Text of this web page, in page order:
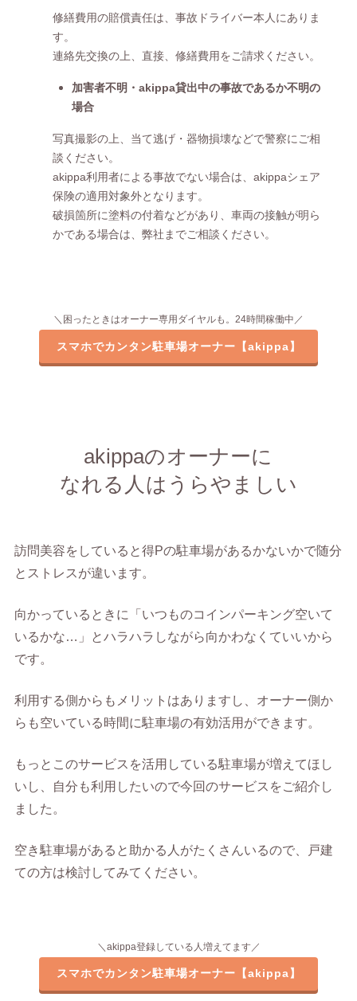
修繕費用の賠償責任は、事故ドライバー本人にありま
す。
連絡先交換の上、直接、修繕費用をご請求ください。
加害者不明・akippa貸出中の事故であるか不明の
場合
写真撮影の上、当て逃げ・器物損壊などで警察にご相
談ください。
akippa利用者による事故でない場合は、akippaシェア
保険の適用対象外となります。
破損箇所に塗料の付着などがあり、車両の接触が明ら
かである場合は、弊社までご相談ください。
＼困ったときはオーナー専用ダイヤルも。24時間稼働中／
スマホでカンタン駐車場オーナー【akippa】
akippaのオーナーに
なれる人はうらやましい
訪問美容をしていると得Pの駐車場があるかないかで随分
とストレスが違います。
向かっているときに「いつものコインパーキング空いて
いるかな…」とハラハラしながら向かわなくていいから
です。
利用する側からもメリットはありますし、オーナー側か
らも空いている時間に駐車場の有効活用ができます。
もっとこのサービスを活用している駐車場が増えてほし
いし、自分も利用したいので今回のサービスをご紹介し
ました。
空き駐車場があると助かる人がたくさんいるので、戸建
ての方は検討してみてください。
＼akippa登録している人増えてます／
スマホでカンタン駐車場オーナー【akippa】